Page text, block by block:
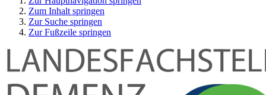
Zum Inhalt springen
Zur Suche springen
Zur Fußzeile springen